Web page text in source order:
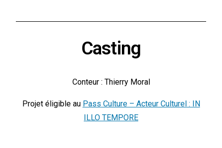
Casting
Conteur : Thierry Moral
Projet éligible au Pass Culture – Acteur Culturel : IN
ILLO TEMPORE